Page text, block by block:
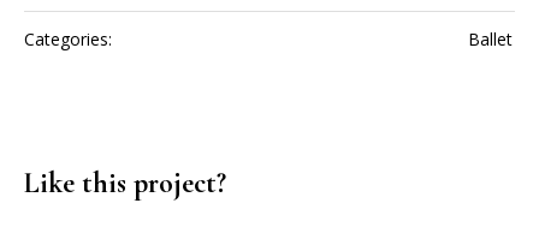
Categories: Ballet
Like this project?